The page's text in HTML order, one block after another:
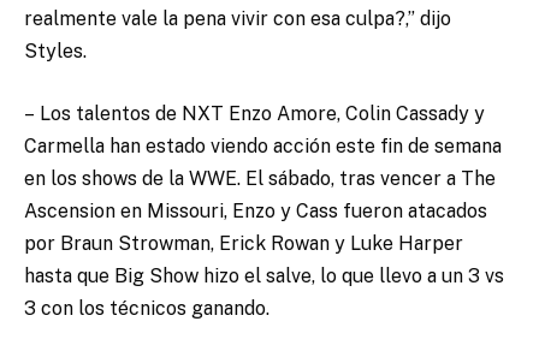
realmente vale la pena vivir con esa culpa?,” dijo
Styles.
– Los talentos de NXT Enzo Amore, Colin Cassady y
Carmella han estado viendo acción este fin de semana
en los shows de la WWE. El sábado, tras vencer a The
Ascension en Missouri, Enzo y Cass fueron atacados
por Braun Strowman, Erick Rowan y Luke Harper
hasta que Big Show hizo el salve, lo que llevo a un 3 vs
3 con los técnicos ganando.